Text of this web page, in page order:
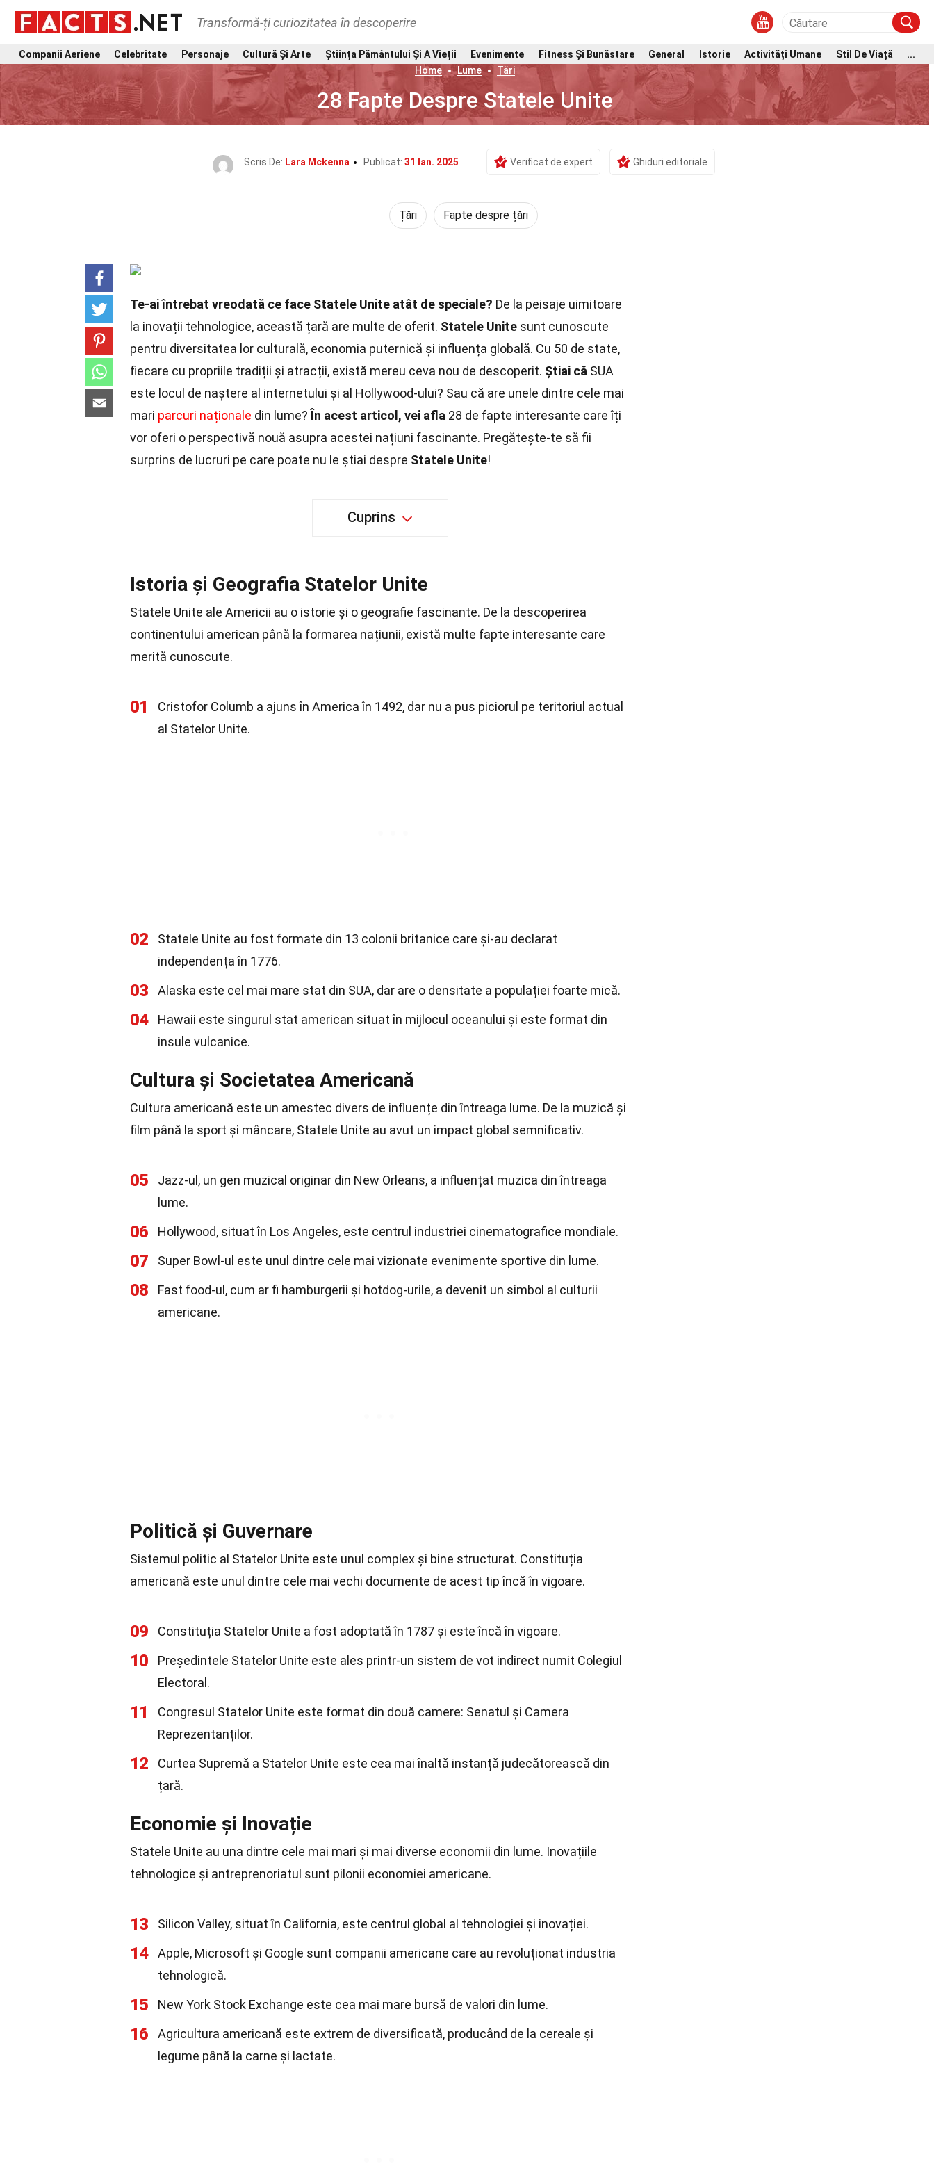
Transformă-ți curiozitatea în descoperire
Companii Aeriene Celebritate Personaje Cultură Și Arte Știința Pământului Și A Vieții Evenimente Fitness Și Bunăstare General Istorie Activități Umane Stil De Viață
...
Home
Lume Țări
28 Fapte Despre Statele Unite
Scris De: Lara Mckenna Publicat: 31 Ian. 2025 Verificat de expert Ghiduri editoriale
Țări Fapte despre țări
Te-ai întrebat vreodată ce face Statele Unite atât de speciale? De la peisaje uimitoare
la inovații tehnologice, această țară are multe de oferit. Statele Unite sunt cunoscute
pentru diversitatea lor culturală, economia puternică și influența globală. Cu 50 de state,
fiecare cu propriile tradiții și atracții, există mereu ceva nou de descoperit. Știai că SUA
este locul de naștere al internetului și al Hollywood-ului? Sau că are unele dintre cele mai
mari parcuri naționale din lume? În acest articol, vei afla 28 de fapte interesante care îți
vor oferi o perspectivă nouă asupra acestei națiuni fascinante. Pregătește-te să fii
surprins de lucruri pe care poate nu le știai despre Statele Unite!
Cuprins
Istoria și Geografia Statelor Unite
Statele Unite ale Americii au o istorie și o geografie fascinante. De la descoperirea
continentului american până la formarea națiunii, există multe fapte interesante care
merită cunoscute.
01
Cristofor Columb a ajuns în America în 1492, dar nu a pus piciorul pe teritoriul actual
al Statelor Unite.
02
Statele Unite au fost formate din 13 colonii britanice care și-au declarat
independența în 1776.
03 Alaska este cel mai mare stat din SUA, dar are o densitate a populației foarte mică.
04
Hawaii este singurul stat american situat în mijlocul oceanului și este format din
insule vulcanice.
Cultura și Societatea Americană
Cultura americană este un amestec divers de influențe din întreaga lume. De la muzică și
film până la sport și mâncare, Statele Unite au avut un impact global semnificativ.
05
Jazz-ul, un gen muzical originar din New Orleans, a influențat muzica din întreaga
lume.
06 Hollywood, situat în Los Angeles, este centrul industriei cinematografice mondiale.
07 Super Bowl-ul este unul dintre cele mai vizionate evenimente sportive din lume.
08
Fast food-ul, cum ar fi hamburgerii și hotdog-urile, a devenit un simbol al culturii
americane.
Politică și Guvernare
Sistemul politic al Statelor Unite este unul complex și bine structurat. Constituția
americană este unul dintre cele mai vechi documente de acest tip încă în vigoare.
09 Constituția Statelor Unite a fost adoptată în 1787 și este încă în vigoare.
10
Președintele Statelor Unite este ales printr-un sistem de vot indirect numit Colegiul
Electoral.
11
Congresul Statelor Unite este format din două camere: Senatul și Camera
Reprezentanților.
12
Curtea Supremă a Statelor Unite este cea mai înaltă instanță judecătorească din
țară.
Economie și Inovație
Statele Unite au una dintre cele mai mari și mai diverse economii din lume. Inovațiile
tehnologice și antreprenoriatul sunt pilonii economiei americane.
13 Silicon Valley, situat în California, este centrul global al tehnologiei și inovației.
14
Apple, Microsoft și Google sunt companii americane care au revoluționat industria
tehnologică.
15 New York Stock Exchange este cea mai mare bursă de valori din lume.
16
Agricultura americană este extrem de diversificată, producând de la cereale și
legume până la carne și lactate.